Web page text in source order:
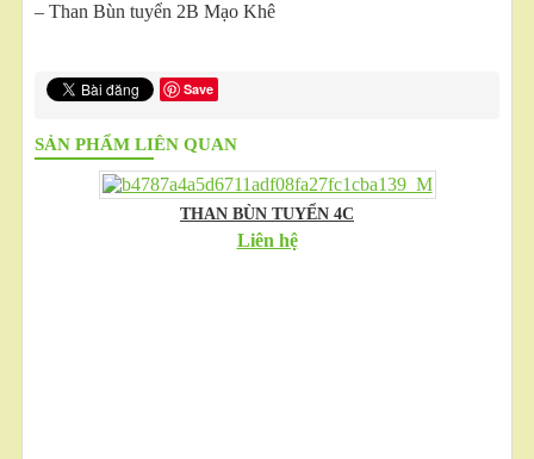
– Than Bùn tuyển 2B Mạo Khê
Save
SẢN PHẨM LIÊN QUAN
THAN BÙN TUYỂN 4C
Liên hệ